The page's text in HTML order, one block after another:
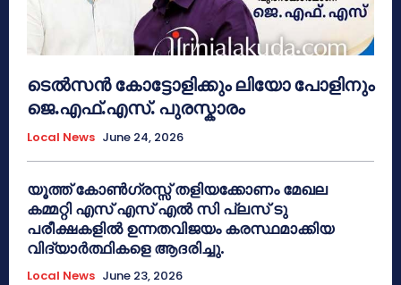
ടെൽസൻ കോട്ടോളിക്കും ലിയോ പോളിനും
ജെ.എഫ്.എസ്. പുരസ്കാരം
Local News June 24, 2026
യൂത്ത് കോൺഗ്രസ്സ് തളിയക്കോണം മേഖല
കമ്മറ്റി എസ് എസ് എൽ സി പ്ലസ് ടു
പരീക്ഷകളിൽ ഉന്നതവിജയം കരസ്ഥമാക്കിയ
വിദ്യാർത്ഥികളെ ആദരിച്ചു.
Local News June 23, 2026